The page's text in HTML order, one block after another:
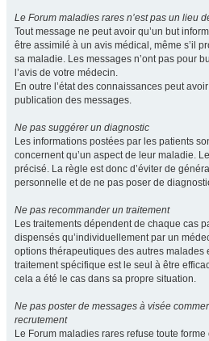
Le Forum maladies rares n’est pas un lieu
Tout message ne peut avoir qu’un but
être assimilé à un avis médical, même s’il
sa maladie. Les messages n’ont pas pour
l’avis de votre médecin.
En outre l’état des connaissances peut
publication des messages.
Ne pas suggérer un diagnostic
Les informations postées par les patients
concernent qu’un aspect de leur maladie.
précisé. La règle est donc d’éviter de
personnelle et de ne pas poser de
Ne pas recommander un traitement
Les traitements dépendent de chaque cas
dispensés qu’individuellement par un
options thérapeutiques des autres malades
traitement spécifique est le seul à être
cela a été le cas dans sa propre situation.
Ne pas poster de messages à visée
recrutement
Le Forum maladies rares refuse toute